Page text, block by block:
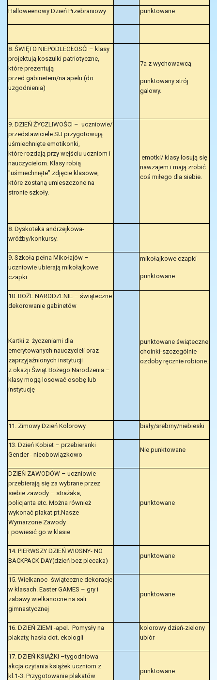
Halloweenowy Dzień Przebraniowy punktowane
8. ŚWIĘTO NIEPODLEGŁOSĆI – klasy
projektują koszulki patriotyczne,
które prezentują
przed gabinetem/na apelu (do
uzgodnienia)
7a z wychowawcą
punktowany strój
galowy.
9. DZIEŃ ŻYCZLIWOŚCI – uczniowie/
przedstawiciele SU przygotowują
uśmiechnięte emotikonki,
które rozdają przy wejściu uczniom i
nauczycielom. Klasy robią
"uśmiechnięte" zdjęcie klasowe,
które zostaną umieszczone na
stronie szkoły.
emotki/ klasy losują się
nawzajem i mają zrobić
coś miłego dla siebie.
8. Dyskoteka andrzejkowa-
wróżby/konkursy.
9. Szkoła pełna Mikołajów –
uczniowie ubierają mikołajkowe
czapki
mikołajkowe czapki
punktowane.
10. BOŻE NARODZENIE – świąteczne
dekorowanie gabinetów
Kartki z życzeniami dla
emerytowanych nauczycieli oraz
zaprzyjaźnionych instytucji
z okazji Świąt Bożego Narodzenia –
klasy mogą losować osobę lub
instytucję
punktowane świąteczne
choinki-szczególnie
ozdoby ręcznie robione.
11. Zimowy Dzień Kolorowy biały/srebrny/niebieski
13. Dzień Kobiet – przebieranki
Gender - nieobowiązkowo
Nie punktowane
DZIEŃ ZAWODÓW – uczniowie
przebierają się za wybrane przez
siebie zawody – strażaka,
policjanta etc. Można również
wykonać plakat pt.Nasze
Wymarzone Zawody
i powiesić go w klasie
punktowane
14. PIERWSZY DZIEŃ WIOSNY- NO
BACKPACK DAY(dzień bez plecaka)
punktowane
15. Wielkanoc- świąteczne dekoracje
w klasach. Easter GAMES – gry i
zabawy wielkanocne na sali
gimnastycznej
punktowane
16. DZIEŃ ZIEMI -apel. Pomysły na
plakaty, hasła dot. ekologii
kolorowy dzień-zielony
ubiór
17. DZIEŃ KSIĄŻKI –tygodniowa
akcja czytania książek uczniom z
kl.1-3. Przygotowanie plakatów
punktowane